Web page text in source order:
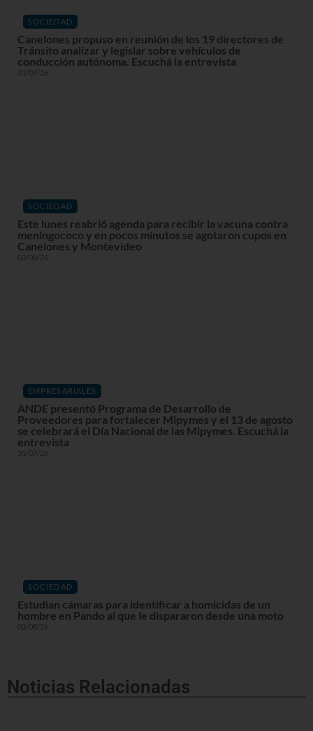
SOCIEDAD
Canelones propuso en reunión de los 19 directores de
Tránsito analizar y legislar sobre vehículos de
conducción autónoma. Escuchá la entrevista
31/07/26
SOCIEDAD
Este lunes reabrió agenda para recibir la vacuna contra
meningococo y en pocos minutos se agotaron cupos en
Canelones y Montevideo
03/08/26
EMPRESARIALES
ANDE presentó Programa de Desarrollo de
Proveedores para fortalecer Mipymes y el 13 de agosto
se celebrará el Día Nacional de las Mipymes. Escuchá la
entrevista
31/07/26
SOCIEDAD
Estudian cámaras para identificar a homicidas de un
hombre en Pando al que le dispararon desde una moto
03/08/26
Noticias Relacionadas